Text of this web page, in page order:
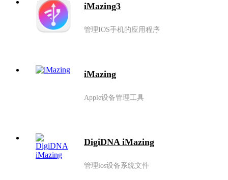
iMazing3
管理IOS手机的应用程序
iMazing
Apple设备管理工具
DigiDNA iMazing
管理ios设备系统文件